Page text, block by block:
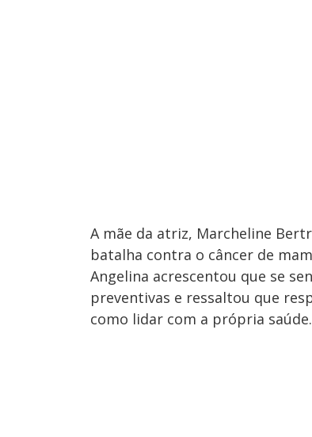
A mãe da atriz, Marcheline
batalha contra o câncer de
Angelina acrescentou que se
preventivas e ressaltou que
como lidar com a própria saúde.